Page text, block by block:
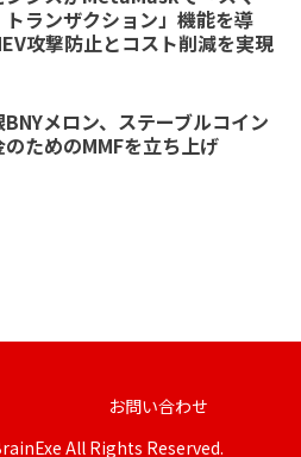
トランザクション」機能を導
攻撃防止とコスト削減を実現
メロン、ステーブルコイン
ためのMMFを立ち上げ
お問い合わせ
All Rights Reserved.